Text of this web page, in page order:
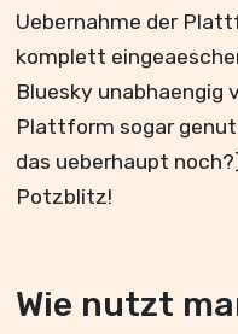
Uebernahme der
komplett
Bluesky unabhaengig
Plattform sogar
das ueberhaupt
Potzblitz!
Wie nutzt